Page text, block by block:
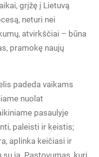
grįžę į Lietuvą
neturi nei
atvirkščiai – būna
pramokę naujų
padeda vaikams
nuolat
pasaulyje
paleisti ir keistis;
aplinka keičiasi ir
ja. Pastovumas, kurį